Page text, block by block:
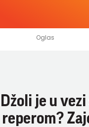
je u vezi